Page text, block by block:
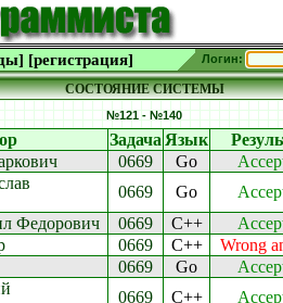
[регистрация] Логин:
СОСТОЯНИЕ СИСТЕМЫ
№121 - №140
Задача Язык
0669 Go
0669 Go
Федорович 0669 C++
0669 C++
Wrong
0669 Go
0669 C++